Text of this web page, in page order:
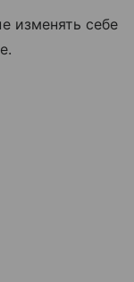
изменять себе